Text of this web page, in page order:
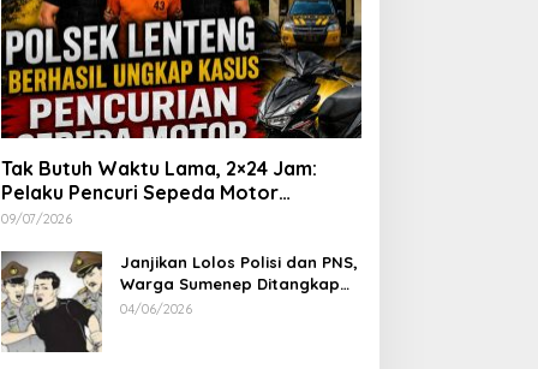
Tak Butuh Waktu Lama, 2×24 Jam:
Pelaku Pencuri Sepeda Motor
Langsung Diringkus Polsek Lenteng di
09/07/2026
Janjikan Lolos Polisi dan PNS,
Warga Sumenep Ditangkap
Polres Sampang, Korban Rugi
04/06/2026